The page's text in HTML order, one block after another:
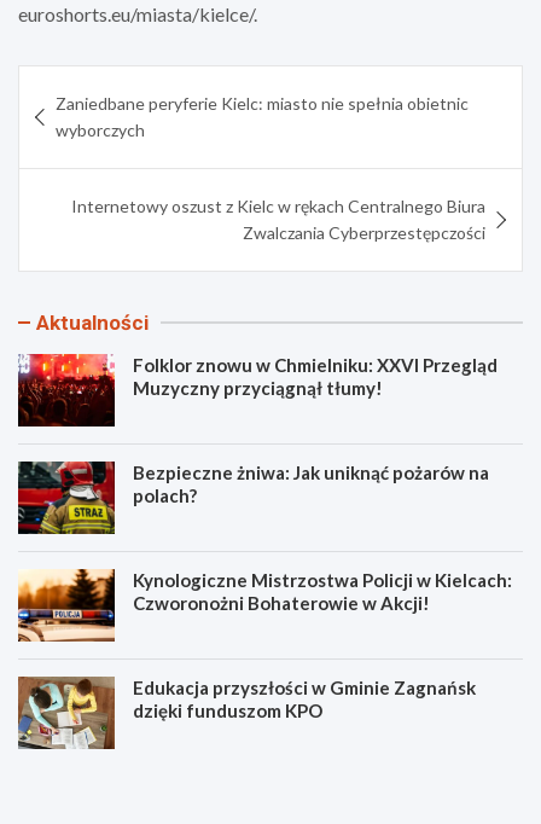
euroshorts.eu/miasta/kielce/.
wpisu
Zaniedbane peryferie Kielc: miasto nie spełnia obietnic
wyborczych
Internetowy oszust z Kielc w rękach Centralnego Biura
Zwalczania Cyberprzestępczości
Aktualności
Folklor znowu w Chmielniku: XXVI Przegląd
Muzyczny przyciągnął tłumy!
Bezpieczne żniwa: Jak uniknąć pożarów na
polach?
Kynologiczne Mistrzostwa Policji w Kielcach:
Czworonożni Bohaterowie w Akcji!
Edukacja przyszłości w Gminie Zagnańsk
dzięki funduszom KPO
F
B